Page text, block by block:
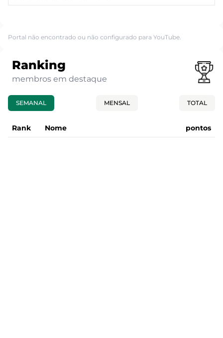
Portal não encontrado ou não configurado para YouTube.
Ranking
membros em destaque
SEMANAL MENSAL TOTAL
Rank Nome pontos